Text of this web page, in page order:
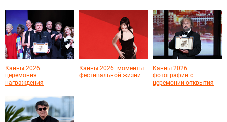
Канны 2026:
церемония
награждения
Канны 2026: моменты
фестивальной жизни
Канны 2026:
фотографии с
церемонии открытия